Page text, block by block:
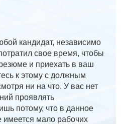
кандидат, независимо
свое время, чтобы
и приехать в ваш
к этому с должным
ни на что. У вас нет
проявлять
потому, что в данное
имеется мало рабочих